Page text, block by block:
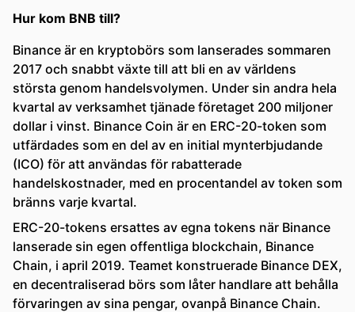
Hur kom BNB till?
Binance är en kryptobörs som lanserades sommaren
2017 och snabbt växte till att bli en av världens
största genom handelsvolymen. Under sin andra hela
kvartal av verksamhet tjänade företaget 200 miljoner
dollar i vinst. Binance Coin är en ERC-20-token som
utfärdades som en del av en initial mynterbjudande
(ICO) för att användas för rabatterade
handelskostnader, med en procentandel av token som
bränns varje kvartal.
ERC-20-tokens ersattes av egna tokens när Binance
lanserade sin egen offentliga blockchain, Binance
Chain, i april 2019. Teamet konstruerade Binance DEX,
en decentraliserad börs som låter handlare att behålla
förvaringen av sina pengar, ovanpå Binance Chain.